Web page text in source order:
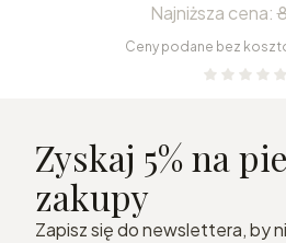
Najniższa cena:
Ceny podane bez
Zyskaj 5% na
zakupy
Zapisz się do newslettera, by